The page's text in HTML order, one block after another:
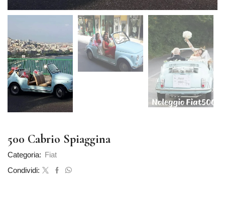
500 Cabrio Spiaggina
Categoria:
Fiat
Condividi: